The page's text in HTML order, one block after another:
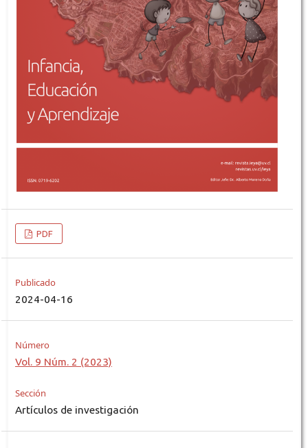
PDF
Publicado
2024-04-16
Número
Vol. 9 Núm. 2 (2023)
Sección
Artículos de investigación